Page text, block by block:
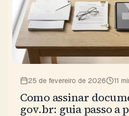
25 de fevereiro de 2026 11
Como assinar
gov.br: guia passo a